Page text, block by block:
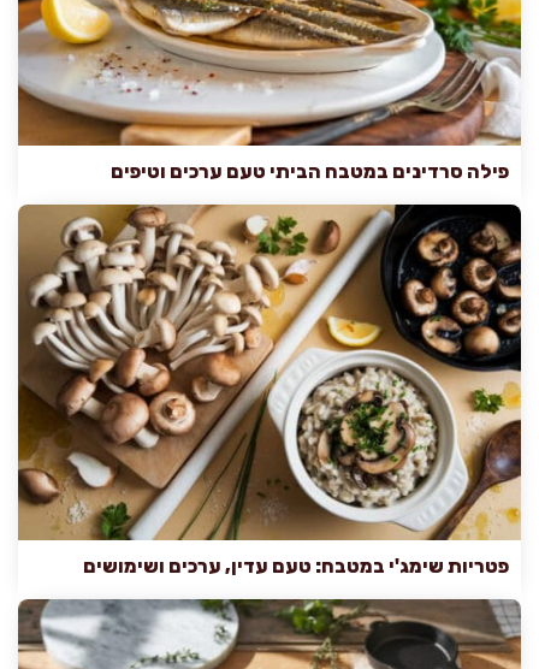
פילה סרדינים במטבח הביתי טעם ערכים וטיפים
פטריות שימג'י במטבח: טעם עדין, ערכים ושימושים